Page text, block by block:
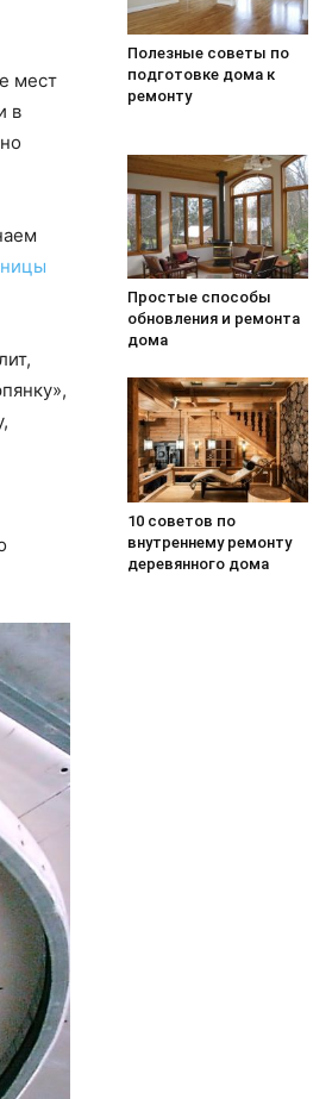
мест
в
Полезные советы по
подготовке дома к
ремонту
Простые способы
обновления и ремонта
дома
10 советов по
внутреннему ремонту
деревянного дома